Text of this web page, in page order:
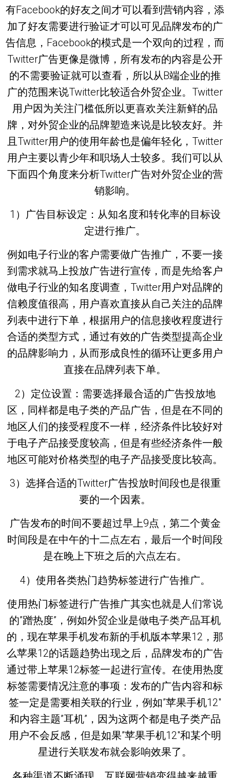
有Facebook的好友之间才可以看到营销内容，添
加了好友需要进行验证才可以可见品牌发布的广
告信息，Facebook的模式是一个双向的过程，而
Twitter广告更像是微博，所有发布的内容是公开
的不需要验证就可以查看，所以从B端企业的推
广的范围来说Twitter比较适合外贸企业。Twitter
用户因为关注门槛低所以更喜欢关注新鲜的品
牌，对外贸企业的品牌塑造来说是比较友好。并
且Twitter用户的使用年龄也是偏年轻化，Twitter
用户主要以青少年和职场人士较多。我们可以从
下面四个角度来分析Twitter广告对外贸企业的营
销影响。
1）广告目标设定：从知名度和转化率的目标设
定进行推广。
例如电子行业的客户需要做广告推广，不要一接
到需求就马上投放广告进行宣传，而是先给客户
做电子行业的知名度调查，Twitter用户对品牌的
信赖度值很高，用户喜欢直接从自己关注的品牌
列表中进行下单，根据用户的信息接收程度进行
合适的类型方式，通过有效的广告类型提高企业
的品牌影响力，从而形成良性的循环让更多用户
直接在品牌列表下单。
2）定位设置：需要选择最合适的广告投放地
区，同样都是电子类的产品广告，但是在不同的
地区人们的接受程度不一样，经济条件比较好对
于电子产品接受度较高，但是有些经济条件一般
地区可能对价格类型的电子产品接受度比较高。
3）选择合适的Twitter广告投放时间段也是很重
要的一个因素。
广告发布的时间不要超过早上9点，第二个黄金
时间段是在中午的十二点左右，最后一个时间段
是在晚上下班之后的六点左右。
4）使用各类热门趋势标签进行广告推广。
使用热门标签进行广告推广其实也就是人们常说
的”蹭热度”，例如外贸企业是做电子类产品耳机
的，现在苹果手机发布新的手机版本苹果12，那
么苹果12的话题趋势出现之后，品牌发布的广告
通过带上苹果12标签一起进行宣传。在使用热度
标签需要情况注意的事项：发布的广告内容和标
签一定是需要相关联的行业，例如”苹果手机12″
和内容主题”耳机”，因为这两个都是电子类产品
用户不会反感，但是如果”苹果手机12″和某个明
星进行关联发布就会影响效果了。